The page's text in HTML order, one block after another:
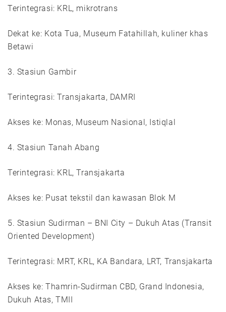
Terintegrasi: KRL, mikrotrans
Dekat ke: Kota Tua, Museum Fatahillah, kuliner khas
Betawi
3. Stasiun Gambir
Terintegrasi: Transjakarta, DAMRI
Akses ke: Monas, Museum Nasional, Istiqlal
4. Stasiun Tanah Abang
Terintegrasi: KRL, Transjakarta
Akses ke: Pusat tekstil dan kawasan Blok M
5. Stasiun Sudirman – BNI City – Dukuh Atas (Transit
Oriented Development)
Terintegrasi: MRT, KRL, KA Bandara, LRT, Transjakarta
Akses ke: Thamrin-Sudirman CBD, Grand Indonesia,
Dukuh Atas, TMII